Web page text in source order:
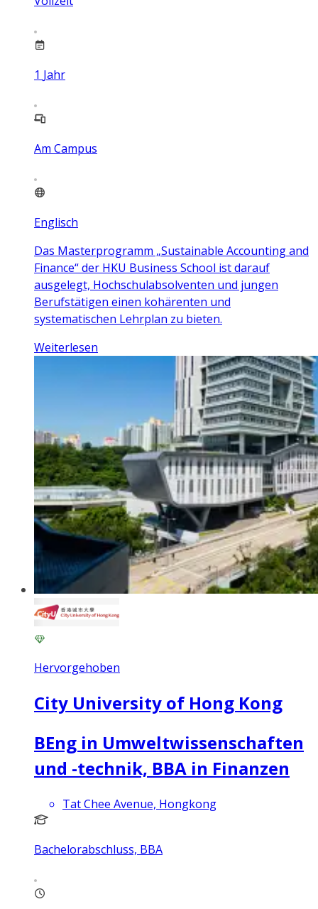
1 Jahr
Am Campus
Englisch
Das Masterprogramm „Sustainable Accounting and
Finance“ der HKU Business School ist darauf
ausgelegt, Hochschulabsolventen und jungen
Berufstätigen einen kohärenten und
systematischen Lehrplan zu bieten.
Weiterlesen
Hervorgehoben
City University of Hong Kong
BEng in Umweltwissenschaften
und -technik, BBA in Finanzen
Tat Chee Avenue, Hongkong
Bachelorabschluss, BBA